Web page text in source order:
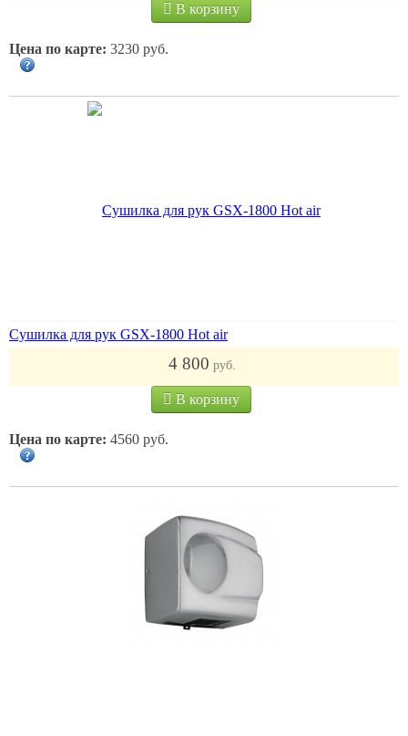
В корзину
Цена по карте: 3230 руб.
Сушилка для рук GSX-1800 Hot air
4 800 руб.
В корзину
Цена по карте: 4560 руб.